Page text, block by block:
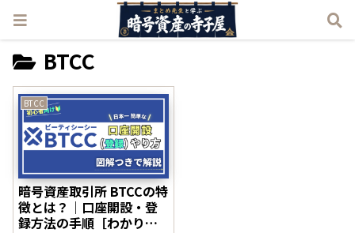
BTCC
BTCC
暗号資産取引所 BTCCの特
徴とは？｜口座開設・登
録方法の手順［わかりや